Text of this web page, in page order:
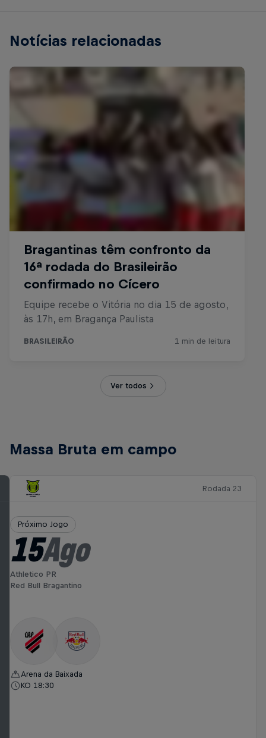
Notícias relacionadas
Ver todos
Massa Bruta em campo
Rodada 23
Próximo Jogo
15Ago
Athletico PR
Red Bull Bragantino
Arena da Baixada
KO 18:30